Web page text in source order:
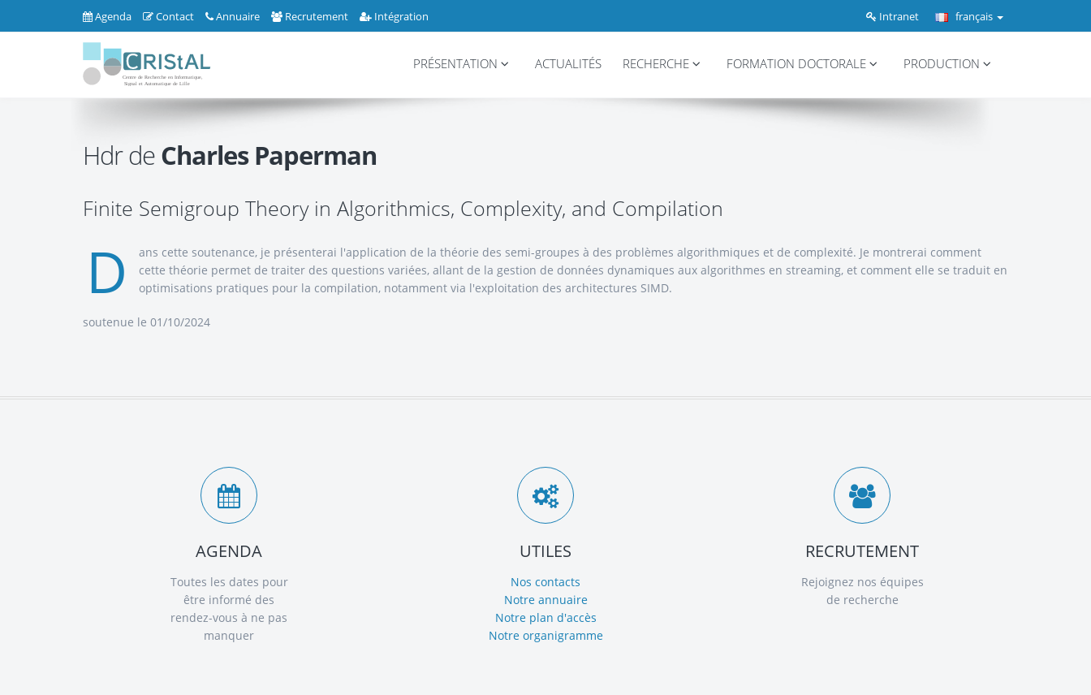
Agenda Contact Annuaire Recrutement Intégration français
Intranet
PRÉSENTATION ACTUALITÉS RECHERCHE FORMATION DOCTORALE PRODUCTION
Hdr deCharles Paperman
Finite Semigroup Theory in Algorithmics, Complexity, and Compilation
D
ans cette soutenance, je présenterai l'application de la théorie des semi-groupes à des problèmes algorithmiques et de complexité. Je montrerai comment
cette théorie permet de traiter des questions variées, allant de la gestion de données dynamiques aux algorithmes en streaming, et comment elle se traduit en
optimisations pratiques pour la compilation, notamment via l'exploitation des architectures SIMD.
soutenue le 01/10/2024
AGENDA
Toutes les dates pour
être informé des
rendez-vous à ne pas
manquer
UTILES
Nos contacts
Notre annuaire
Notre plan d'accès
Notre organigramme
RECRUTEMENT
Rejoignez nos équipes
de recherche